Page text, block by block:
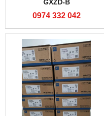
GXZD-B
0974 332 042